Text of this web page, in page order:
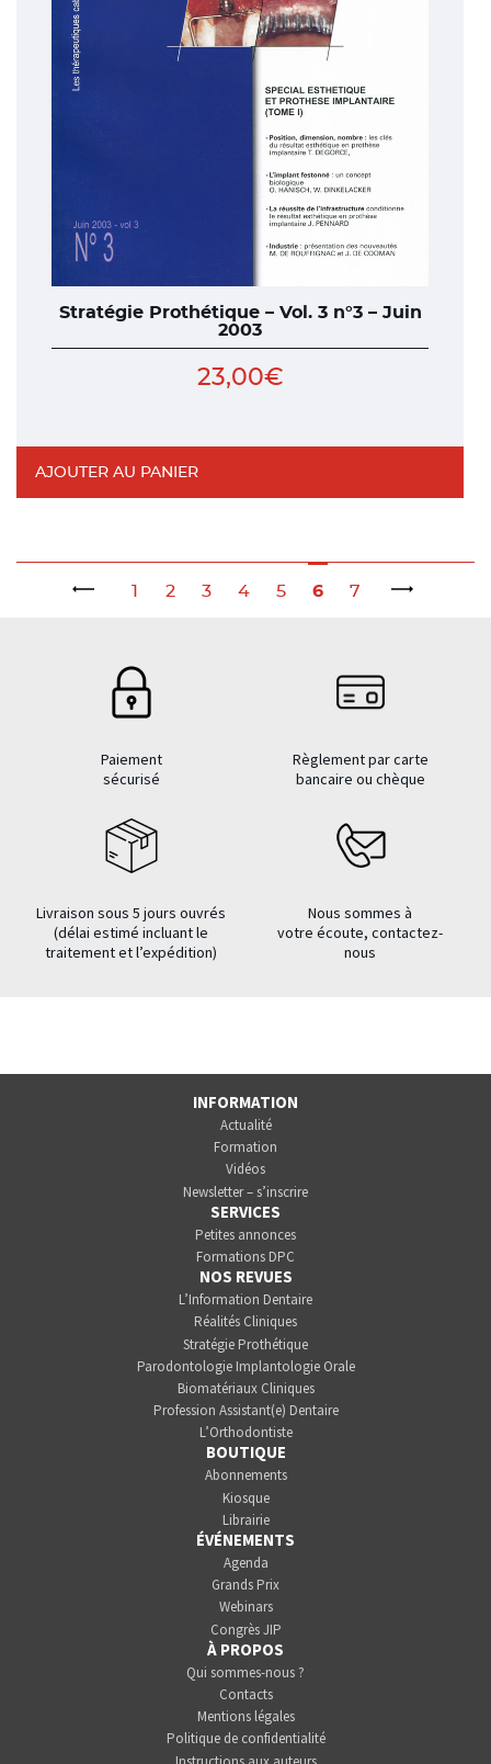
Stratégie Prothétique – Vol. 3 n°3 – Juin
2003
23,00€
AJOUTER AU PANIER
1 2 3 4 5 6
7
Paiement
sécurisé
Règlement par carte
bancaire ou chèque
Livraison sous 5 jours ouvrés
(délai estimé incluant le
traitement et l’expédition)
Nous sommes à
votre écoute, contactez-
nous
INFORMATION
Actualité
Formation
Vidéos
Newsletter – s’inscrire
SERVICES
Petites annonces
Formations DPC
NOS REVUES
L’Information Dentaire
Réalités Cliniques
Stratégie Prothétique
Parodontologie Implantologie Orale
Biomatériaux Cliniques
Profession Assistant(e) Dentaire
L’Orthodontiste
BOUTIQUE
Abonnements
Kiosque
Librairie
ÉVÉNEMENTS
Agenda
Grands Prix
Webinars
Congrès JIP
À PROPOS
Qui sommes-nous ?
Contacts
Mentions légales
Politique de confidentialité